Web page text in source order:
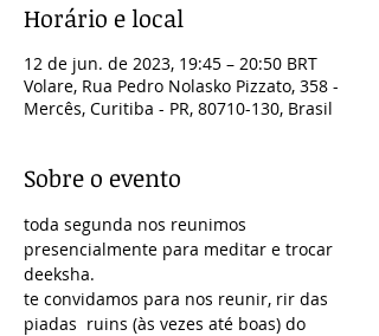
Horário e local
12 de jun. de 2023, 19:45 – 20:50 BRT
Volare, Rua Pedro Nolasko Pizzato, 358 -
Mercês, Curitiba - PR, 80710-130, Brasil
Sobre o evento
toda segunda nos reunimos
presencialmente para meditar e trocar
deeksha.
te convidamos para nos reunir, rir das
piadas  ruins (às vezes até boas) do